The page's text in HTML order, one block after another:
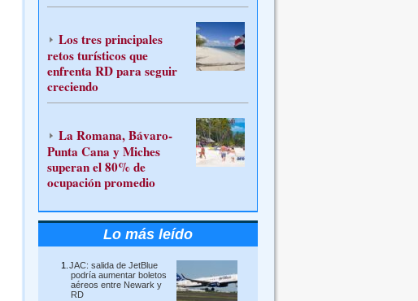
Los tres principales
retos turísticos que
enfrenta RD para seguir
creciendo
La Romana, Bávaro-
Punta Cana y Miches
superan el 80% de
ocupación promedio
Lo más leído
JAC: salida de JetBlue
podría aumentar boletos
aéreos entre Newark y
RD